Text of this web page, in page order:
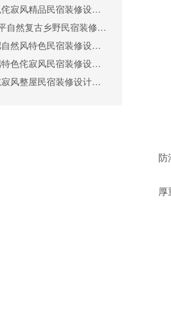
淮北特色侘寂风精品民宿装修设计项目
芜湖500平自然复古乡野民宿装修设计项目
安徽合肥自然风特色民宿装修设计项目
芜湖高端特色侘寂风民宿装修设计项目
马鞍山侘寂风整屋民宿装修设计项目
防
厚